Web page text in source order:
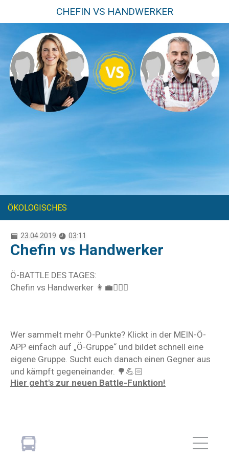
CHEFIN VS HANDWERKER
ÖKOLOGISCHES
23.04.2019 03:11
Chefin vs Handwerker
Ö-BATTLE DES TAGES:
Chefin vs Handwerker 👩‍💼👷🏻‍♂️
Wer sammelt mehr Ö-Punkte? Klickt in der MEIN-Ö-
APP einfach auf „Ö-Gruppe“ und bildet schnell eine
eigene Gruppe. Sucht euch danach einen Gegner aus
und kämpft gegeneinander. 🌳💪🏻
Hier geht's zur neuen Battle-Funktion!